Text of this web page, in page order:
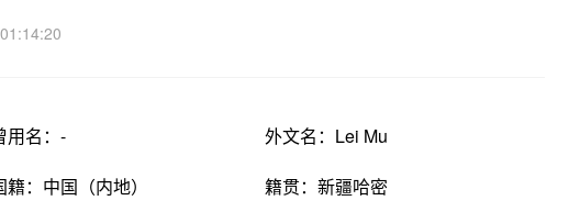
用名：-
外文名：Lei Mu
籍：中国（内地）
籍贯：新疆哈密